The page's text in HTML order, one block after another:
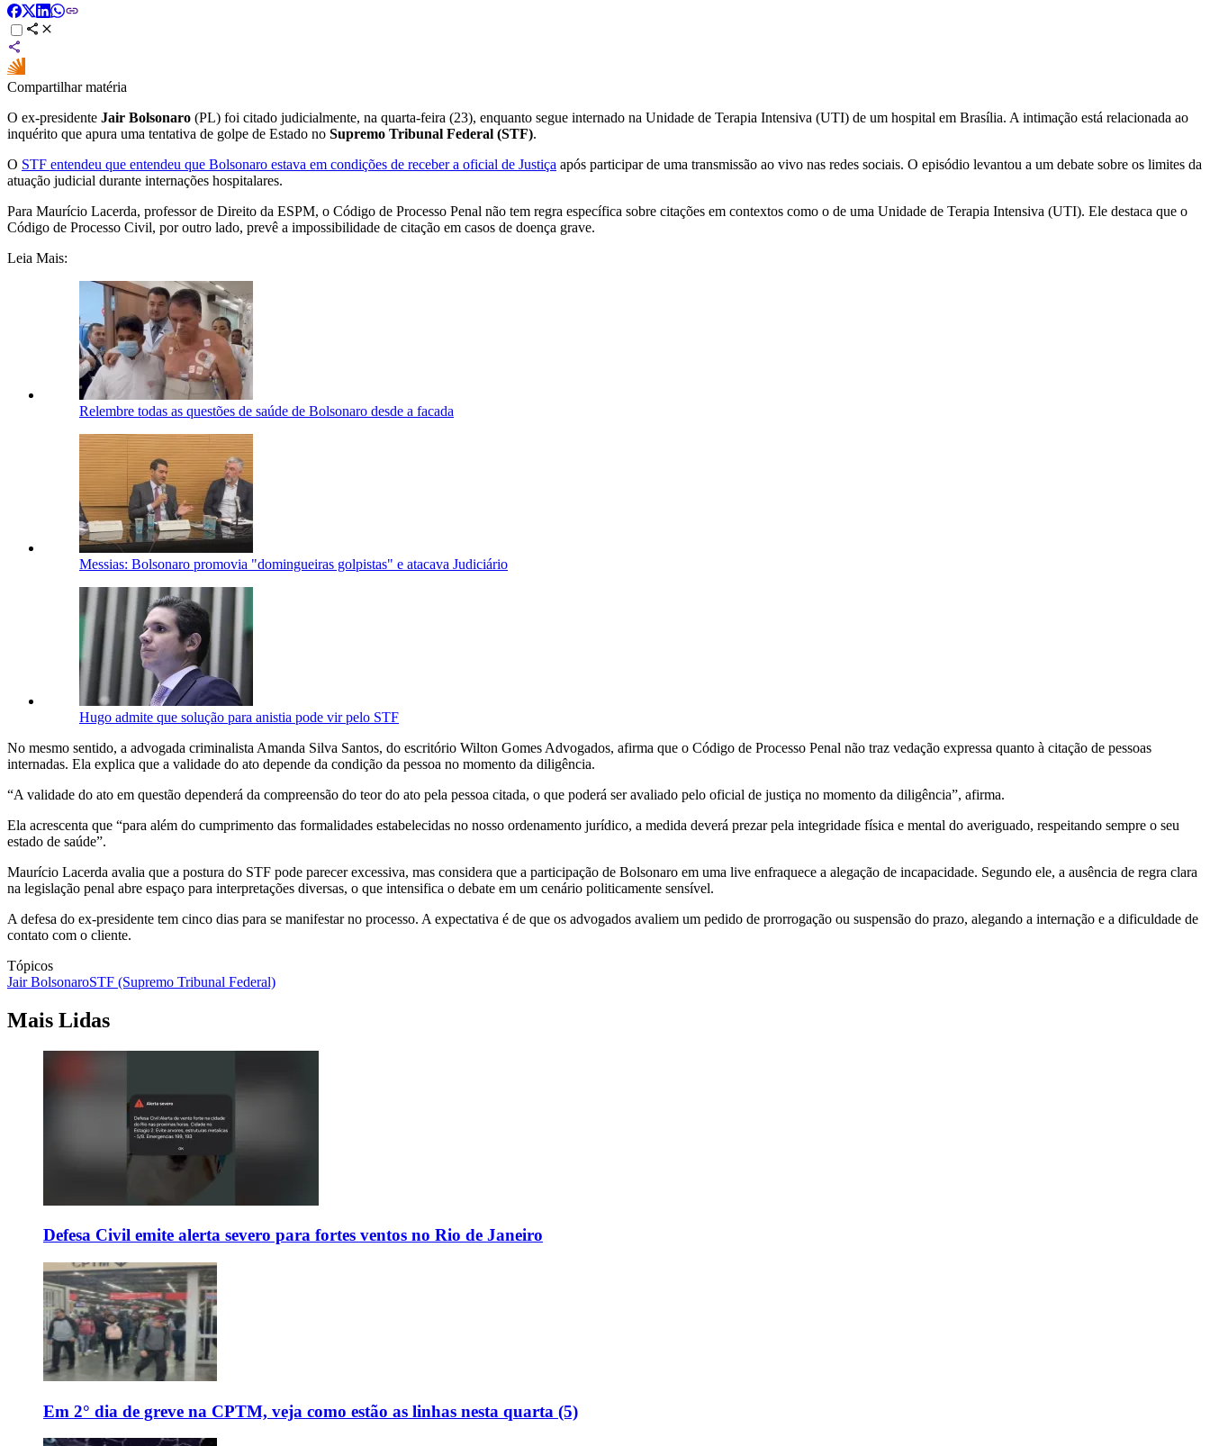
Compartilhar matéria
O ex-presidente Jair Bolsonaro (PL) foi citado judicialmente, na quarta-feira (23), enquanto segue internado na Unidade de Terapia Intensiva (UTI) de um hospital em Brasília. A intimação está relacionada ao
inquérito que apura uma tentativa de golpe de Estado no Supremo Tribunal Federal (STF).
O STF entendeu que entendeu que Bolsonaro estava em condições de receber a oficial de Justiça após participar de uma transmissão ao vivo nas redes sociais. O episódio levantou a um debate sobre os limites da
atuação judicial durante internações hospitalares.
Para Maurício Lacerda, professor de Direito da ESPM, o Código de Processo Penal não tem regra específica sobre citações em contextos como o de uma Unidade de Terapia Intensiva (UTI). Ele destaca que o
Código de Processo Civil, por outro lado, prevê a impossibilidade de citação em casos de doença grave.
Leia Mais:
Relembre todas as questões de saúde de Bolsonaro desde a facada
Messias: Bolsonaro promovia "domingueiras golpistas" e atacava Judiciário
Hugo admite que solução para anistia pode vir pelo STF
No mesmo sentido, a advogada criminalista Amanda Silva Santos, do escritório Wilton Gomes Advogados, afirma que o Código de Processo Penal não traz vedação expressa quanto à citação de pessoas
internadas. Ela explica que a validade do ato depende da condição da pessoa no momento da diligência.
“A validade do ato em questão dependerá da compreensão do teor do ato pela pessoa citada, o que poderá ser avaliado pelo oficial de justiça no momento da diligência”, afirma.
Ela acrescenta que “para além do cumprimento das formalidades estabelecidas no nosso ordenamento jurídico, a medida deverá prezar pela integridade física e mental do averiguado, respeitando sempre o seu
estado de saúde”.
Maurício Lacerda avalia que a postura do STF pode parecer excessiva, mas considera que a participação de Bolsonaro em uma live enfraquece a alegação de incapacidade. Segundo ele, a ausência de regra clara
na legislação penal abre espaço para interpretações diversas, o que intensifica o debate em um cenário politicamente sensível.
A defesa do ex-presidente tem cinco dias para se manifestar no processo. A expectativa é de que os advogados avaliem um pedido de prorrogação ou suspensão do prazo, alegando a internação e a dificuldade de
contato com o cliente.
Tópicos
Jair BolsonaroSTF (Supremo Tribunal Federal)
Mais Lidas
Defesa Civil emite alerta severo para fortes ventos no Rio de Janeiro
Em 2° dia de greve na CPTM, veja como estão as linhas nesta quarta (5)